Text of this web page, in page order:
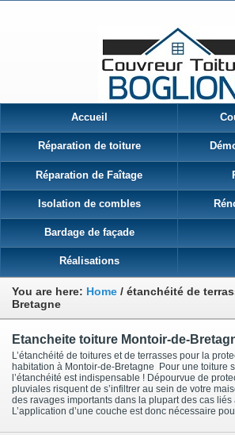
Accueil
Réparation de toiture
Réparation de Faîtage
Isolation de combles
Bardage de façade
Réalisations
You are here: Home / étanchéité de
Bretagne
Etancheite toiture Montoir-de-
L’étanchéité de toitures et de terrasses pour la
habitation à Montoir-de-Bretagne Pour une toiture
l’étanchéité est indispensable ! Dépourvue de
pluviales risquent de s’infiltrer au sein de votre
des ravages importants dans la plupart des cas liés
L’application d’une couche est donc nécessaire